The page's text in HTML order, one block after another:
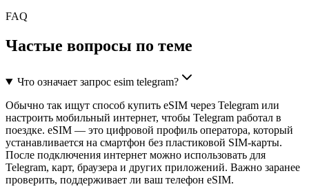
FAQ
Частые вопросы по теме
Что означает запрос esim telegram?
Обычно так ищут способ купить eSIM через Telegram или
настроить мобильный интернет, чтобы Telegram работал в
поездке. eSIM — это цифровой профиль оператора, который
устанавливается на смартфон без пластиковой SIM-карты.
После подключения интернет можно использовать для
Telegram, карт, браузера и других приложений. Важно заранее
проверить, поддерживает ли ваш телефон eSIM.